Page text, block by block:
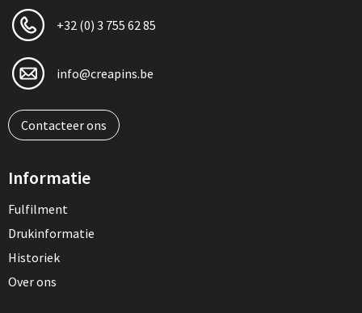
+32 (0) 3 755 62 85
info@creapins.be
Contacteer ons
Informatie
Fulfilment
Drukinformatie
Historiek
Over ons